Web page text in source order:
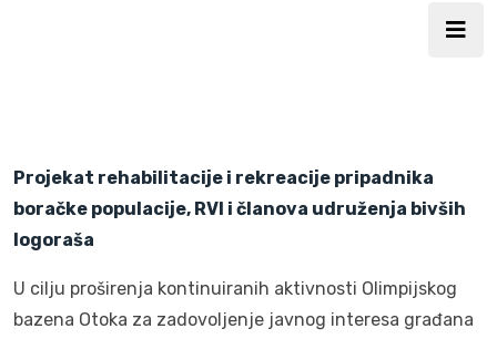
Projekat rehabilitacije i rekreacije pripadnika
boračke populacije, RVI i članova udruženja bivših
logoraša
U cilju proširenja kontinuiranih aktivnosti Olimpijskog
bazena Otoka za zadovoljenje javnog interesa građana